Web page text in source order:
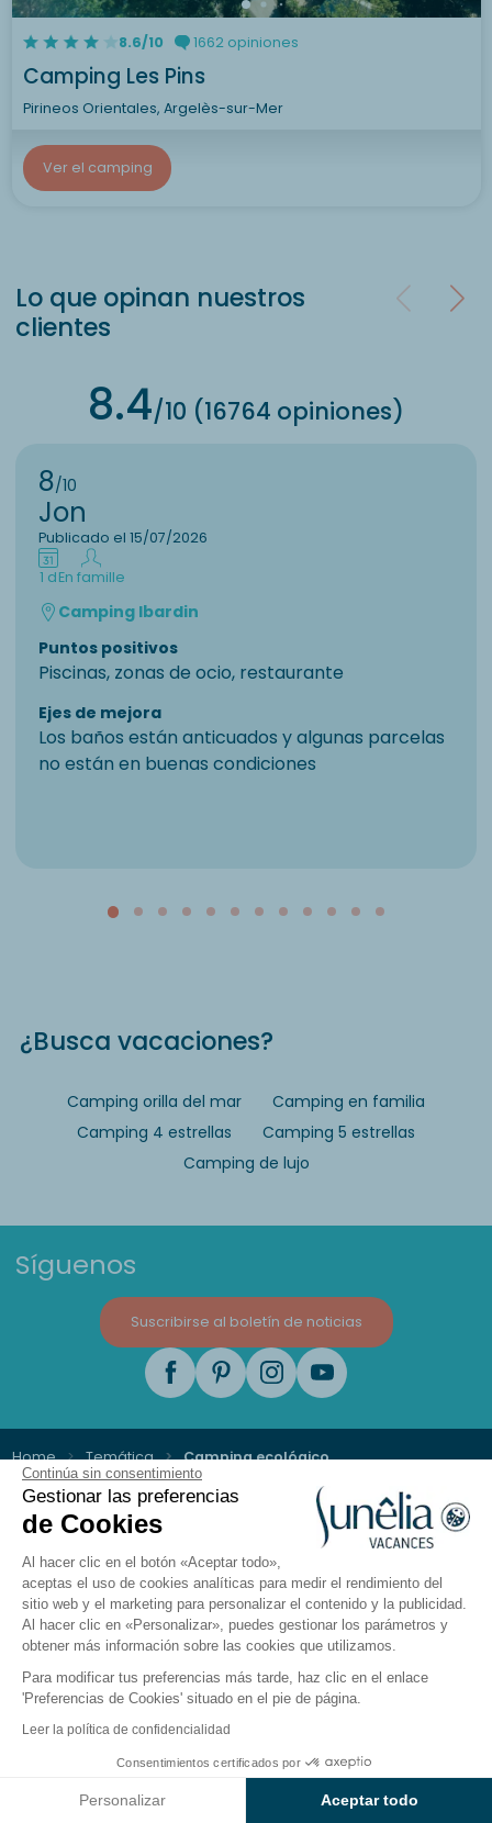
Continúa sin consentimiento
Gestionar las preferencias
de Cookies
Al hacer clic en el botón «Aceptar todo»,
aceptas el uso de cookies analíticas para medir el rendimiento del
sitio web y el marketing para personalizar el contenido y la publicidad.
Al hacer clic en «Personalizar», puedes gestionar los parámetros y
obtener más información sobre las cookies que utilizamos.
Para modificar tus preferencias más tarde, haz clic en el enlace
'Preferencias de Cookies' situado en el pie de página.
Leer la política de confidencialidad
Consentimientos certificados por
Personalizar Aceptar todo
8.6/10 1662 opiniones
Camping Les Pins
Pirineos Orientales, Argelès-sur-Mer
Ver el camping
Ver resultados en el mapa
Lo que opinan nuestros
clientes
8.4/10 (16764 opiniones)
8/10
Jon
Publicado el 15/07/2026
1 dEn famille
Camping Ibardin
Puntos positivos
Piscinas, zonas de ocio, restaurante
Ejes de mejora
Los baños están anticuados y algunas parcelas
no están en buenas condiciones
¿Busca vacaciones?
Camping orilla del mar
Camping en familia
Camping 4 estrellas
Camping 5 estrellas
Camping de lujo
Síguenos
Suscribirse al boletín de noticias
Home Temática Camping ecológico
Información y reserva
+33 (0)9 69 375 115
Estamos a su disposición
De lunes a viernes, de 8.30 a 18.30 h.
Sábado de 10:00 a 13:00 y de 14:00 a 17:00
Contactarnos